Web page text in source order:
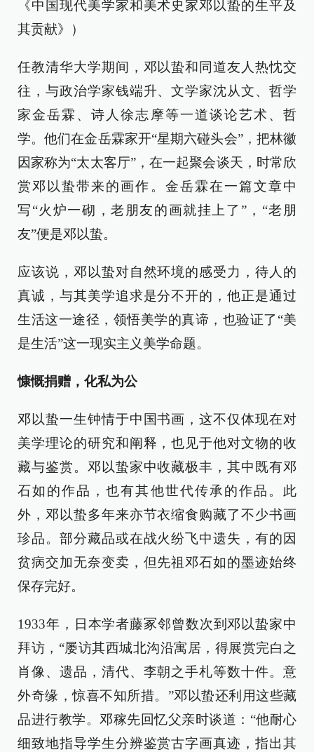
《中国现代美学家和美术史家邓以蛰的生平及
其贡献》）
任教清华大学期间，邓以蛰和同道友人热忱交
往，与政治学家钱端升、文学家沈从文、哲学
家金岳霖、诗人徐志摩等一道谈论艺术、哲
学。他们在金岳霖家开“星期六碰头会”，把林徽
因家称为“太太客厅”，在一起聚会谈天，时常欣
赏邓以蛰带来的画作。金岳霖在一篇文章中
写“火炉一砌，老朋友的画就挂上了”，“老朋
友”便是邓以蛰。
应该说，邓以蛰对自然环境的感受力，待人的
真诚，与其美学追求是分不开的，他正是通过
生活这一途径，领悟美学的真谛，也验证了“美
是生活”这一现实主义美学命题。
慷慨捐赠，化私为公
邓以蛰一生钟情于中国书画，这不仅体现在对
美学理论的研究和阐释，也见于他对文物的收
藏与鉴赏。邓以蛰家中收藏极丰，其中既有邓
石如的作品，也有其他世代传承的作品。此
外，邓以蛰多年来亦节衣缩食购藏了不少书画
珍品。部分藏品或在战火纷飞中遗失，有的因
贫病交加无奈变卖，但先祖邓石如的墨迹始终
保存完好。
1933年，日本学者藤冢邻曾数次到邓以蛰家中
拜访，“屡访其西城北沟沿寓居，得展赏完白之
肖像、遗品，清代、李朝之手札等数十件。意
外奇缘，惊喜不知所措。”邓以蛰还利用这些藏
品进行教学。邓稼先回忆父亲时谈道：“他耐心
细致地指导学生分辨鉴赏古字画真迹，指出其